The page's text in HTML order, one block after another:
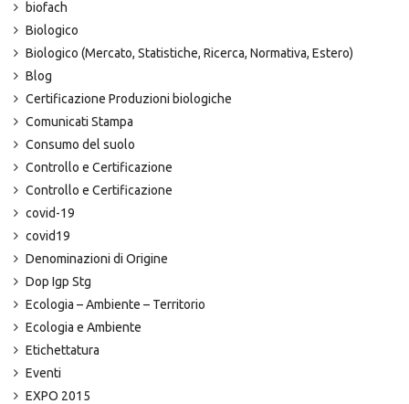
biofach
Biologico
Biologico (Mercato, Statistiche, Ricerca, Normativa, Estero)
Blog
Certificazione Produzioni biologiche
Comunicati Stampa
Consumo del suolo
Controllo e Certificazione
Controllo e Certificazione
covid-19
covid19
Denominazioni di Origine
Dop Igp Stg
Ecologia – Ambiente – Territorio
Ecologia e Ambiente
Etichettatura
Eventi
EXPO 2015